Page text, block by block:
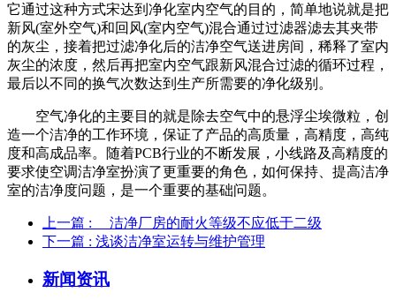
它通过这种方式宋达到净化室内空气的目的，简单地说就是把
新风(室外空气)和回风(室内空气)混合通过过滤器滤去其夹带
的灰尘，接着把过滤净化后的洁净空气送进房间，稀释了室内
灰尘的浓度，然后再把室内空气跟新风混合过滤的循环过程，
最后以不同的换气次数达到生产所需要的净化级别。
空气净化的主要目的就是除去空气中的悬浮尘埃微粒，创
造一个洁净的工作环境，保证了产品的高质量，高精度，高纯
度和高成品率。随着PCB行业的不断发展，小线路及高精度的
要求使空调洁净室扮演了更重要的角色，如何保持、提高洁净
室的洁净度问题，是一个重要的基础问题。
上一篇 : 洁净厂房的耐火等级不应低于二级
下一篇 : 浅谈洁净室运转与维护管理
新闻资讯